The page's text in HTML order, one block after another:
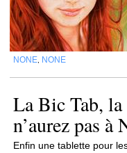
NONE NONE
La Bic Tab, la
n’aurez pas à
Enfin une tablette pour